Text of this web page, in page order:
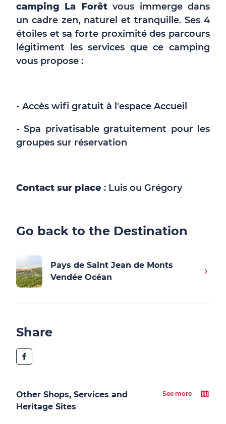
camping La Forêtvous immerge dans
un cadre zen, naturel et tranquille. Ses 4
étoiles et sa forte proximité des parcours
légitiment les services que ce camping
vous propose :
- Accès wifi gratuit à l'espace Accueil
- Spa privatisable gratuitement pour les
groupes sur réservation
Contact sur place : Luis ou Grégory
Go back to the Destination
Pays de Saint Jean de Monts
Vendée Océan
Share
Other Shops, Services and
Heritage Sites
See more